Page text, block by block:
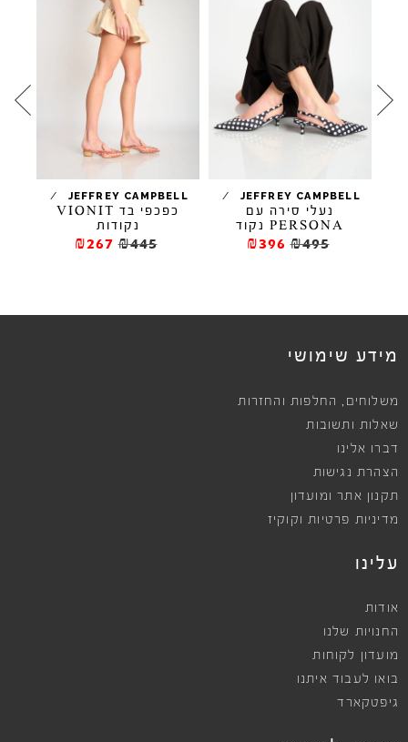
JEFFREY CAMPBELL
/
נעלי סירה עם
PERSONA נקוד
₪495
₪396
JEFFREY CAMPBELL
/
כפכפי בד VIONIT
נקודות
₪445
₪267
מידע שימושי
משלוחים , החלפות והחזרות
שאלות ותשובות
דברו אלינו
הצהרת נגישות
תקנון אתר ומועדון
מדיניות פרטיות וקוקיז
עלינו
אודות
החנויות שלנו
מועדון לקוחות
בואו לעבוד איתנו
גיפטקארד